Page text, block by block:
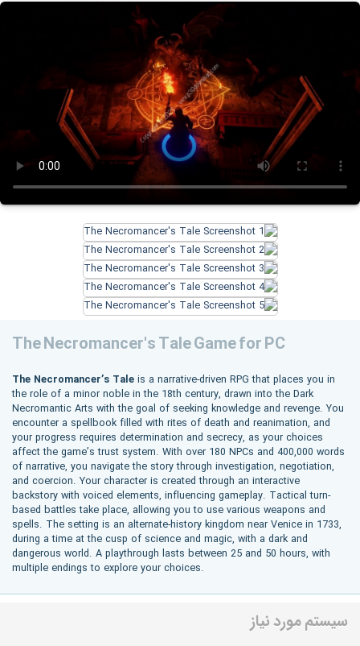
The Necromancer's Tale Game for PC
The Necromancer’s Tale is a narrative-driven RPG that places you in
the role of a minor noble in the 18th century, drawn into the Dark
Necromantic Arts with the goal of seeking knowledge and revenge. You
encounter a spellbook filled with rites of death and reanimation, and
your progress requires determination and secrecy, as your choices
affect the game’s trust system. With over 180 NPCs and 400,000 words
of narrative, you navigate the story through investigation, negotiation,
and coercion. Your character is created through an interactive
backstory with voiced elements, influencing gameplay. Tactical turn-
based battles take place, allowing you to use various weapons and
spells. The setting is an alternate-history kingdom near Venice in 1733,
during a time at the cusp of science and magic, with a dark and
dangerous world. A playthrough lasts between 25 and 50 hours, with
multiple endings to explore your choices.
سیستم مورد نیاز